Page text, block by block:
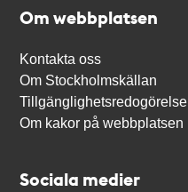
Om webbplatsen
Kontakta oss
Om Stockholmskällan
Tillgänglighetsredogörelse
Om kakor på webbplatsen
Sociala medier